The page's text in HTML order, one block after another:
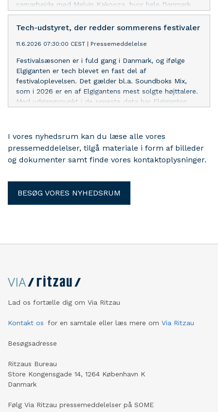
samarbejde med Melvin Kakooza, hvor hele Danmark
inviteres med til festen.
Tech-udstyret, der redder sommerens festivaler
11.6.2026 07:30:00 CEST Pressemeddelelse
Festivalsæsonen er i fuld gang i Danmark, og ifølge
Elgiganten er tech blevet en fast del af
festivaloplevelsen. Det gælder bl.a. Soundboks Mix,
som i 2026 er en af Elgigantens mest solgte højttalere.
Med udgangspunkt i de seneste data har Elgiganten
I vores nyhedsrum kan du læse alle vores
pressemeddelelser, tilgå materiale i form af billeder
og dokumenter samt finde vores kontaktoplysninger.
BESØG VORES NYHEDSRUM
Lad os fortælle dig om Via Ritzau
Kontakt os for en samtale eller læs mere om Via Ritzau
Besøgsadresse
Ritzaus Bureau
Store Kongensgade 14, 1264 København K
Danmark
Følg Via Ritzau pressemeddelelser på SOME